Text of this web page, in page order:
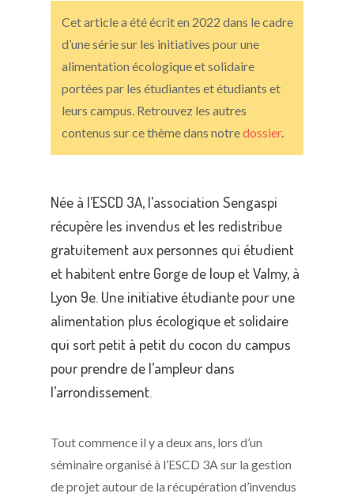
Cet article a été écrit en 2022 dans le cadre
d’une série sur les initiatives pour une
alimentation écologique et solidaire
portées par les étudiantes et étudiants et
leurs campus. Retrouvez les autres
contenus sur ce thème dans notredossier.
Née à l’ESCD 3A, l’association Sengaspi
récupère les invendus et les redistribue
gratuitement aux personnes qui étudient
et habitent entre Gorge de loup et Valmy, à
Lyon 9e. Une initiative étudiante pour une
alimentation plus écologique et solidaire
qui sort petit à petit du cocon du campus
pour prendre de l’ampleur dans
l’arrondissement.
Tout commence il y a deux ans, lors d’un
séminaire organisé à l’ESCD 3A sur la gestion
de projet autour de la récupération d’invendus